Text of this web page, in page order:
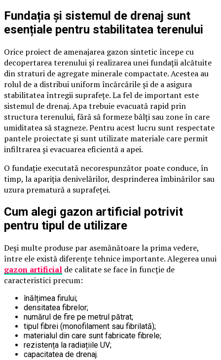
Fundația și sistemul de drenaj sunt
esențiale pentru stabilitatea terenului
Orice proiect de amenajarea gazon sintetic începe cu
decopertarea terenului și realizarea unei fundații alcătuite
din straturi de agregate minerale compactate. Acestea au
rolul de a distribui uniform încărcările și de a asigura
stabilitatea întregii suprafețe. La fel de important este
sistemul de drenaj. Apa trebuie evacuată rapid prin
structura terenului, fără să formeze bălți sau zone în care
umiditatea să stagneze. Pentru acest lucru sunt respectate
pantele proiectate și sunt utilizate materiale care permit
infiltrarea și evacuarea eficientă a apei.
O fundație executată necorespunzător poate conduce, în
timp, la apariția denivelărilor, desprinderea îmbinărilor sau
uzura prematură a suprafeței.
Cum alegi gazon artificial potrivit
pentru tipul de utilizare
Deși multe produse par asemănătoare la prima vedere,
între ele există diferențe tehnice importante. Alegerea unui
gazon artificial de calitate se face în funcție de
caracteristici precum:
înălțimea firului;
densitatea fibrelor;
numărul de fire pe metrul pătrat;
tipul fibrei (monofilament sau fibrilată);
materialul din care sunt fabricate fibrele;
rezistența la radiațiile UV;
capacitatea de drenaj.